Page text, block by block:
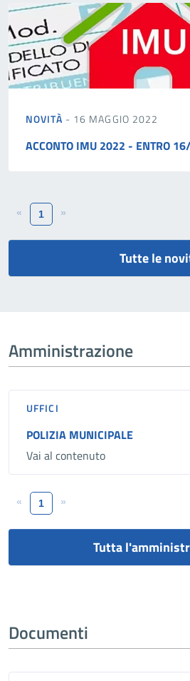
NOVITÀ - 16 MAGGIO 2022
ACCONTO IMU 2022 - ENTRO
« 1 »
Tutte le
Amministrazione
UFFICI
POLIZIA MUNICIPALE
Vai al contenuto
« 1 »
Tutta
Documenti